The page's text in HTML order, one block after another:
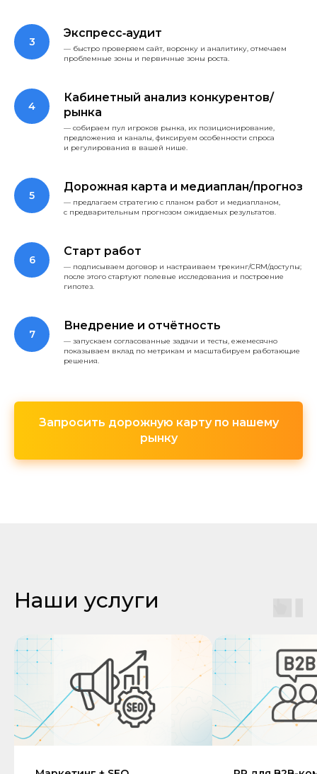
Экспресс‑аудит
— быстро проверяем сайт, воронку и аналитику, отмечаем
проблемные зоны и первичные зоны роста.
Кабинетный анализ конкурентов/
рынка
— собираем пул игроков рынка, их позиционирование,
предложения и каналы, фиксируем особенности спроса
и регулирования в вашей нише.
Дорожная карта и медиаплан/прогноз
— предлагаем стратегию с планом работ и медиапланом,
с предварительным прогнозом ожидаемых результатов.
Старт работ
— подписываем договор и настраиваем трекинг/CRM/доступы;
после этого стартуют полевые исследования и построение
гипотез.
Внедрение и отчётность
— запускаем согласованные задачи и тесты, ежемесячно
показываем вклад по метрикам и масштабируем работающие
решения.
Запросить дорожную карту по нашему
рынку
Наши услуги